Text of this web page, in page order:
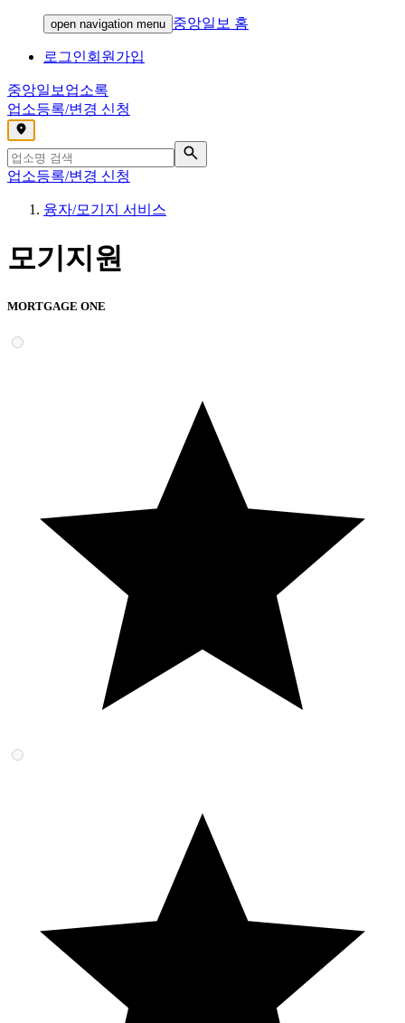
open navigation menu 중앙일보 홈
로그인회원가입
중앙일보 업소록
업소등록/변경 신청
,
업소등록/변경 신청
융자/모기지 서비스
모기지원
MORTGAGE ONE